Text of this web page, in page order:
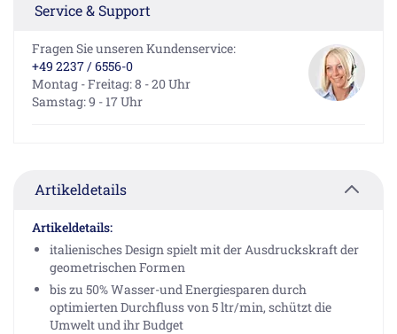
Service & Support
Fragen Sie unseren Kundenservice:
+49 2237 / 6556-0
Montag - Freitag: 8 - 20 Uhr
Samstag: 9 - 17 Uhr
Artikeldetails
Artikeldetails:
italienisches Design spielt mit der Ausdruckskraft der
geometrischen Formen
bis zu 50% Wasser-und Energiesparen durch
optimierten Durchfluss von 5 ltr/min, schützt die
Umwelt und ihr Budget